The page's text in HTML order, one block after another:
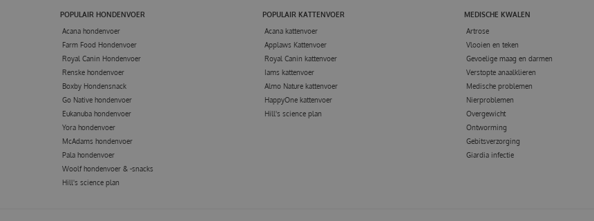
POPULAIR HONDENVOER
Acana hondenvoer
Farm Food Hondenvoer
Royal Canin Hondenvoer
Renske hondenvoer
Boxby Hondensnack
Go Native hondenvoer
Eukanuba hondenvoer
Yora hondenvoer
McAdams hondenvoer
Pala hondenvoer
Woolf hondenvoer & -snacks
Hill's science plan
POPULAIR KATTENVOER
Acana kattenvoer
Applaws Kattenvoer
Royal Canin kattenvoer
Iams kattenvoer
Almo Nature kattenvoer
HappyOne kattenvoer
Hill's science plan
MEDISCHE KWALEN
Artrose
Vlooien en teken
Gevoelige maag en darmen
Verstopte anaalklieren
Medische problemen
Nierproblemen
Overgewicht
Ontworming
Gebitsverzorging
Giardia infectie